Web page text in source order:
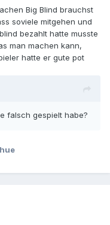
Big Blind brauchst
soviele mitgehen und
bezahlt hatte musste
man machen kann,
hatte er gute pot
falsch gespielt habe?